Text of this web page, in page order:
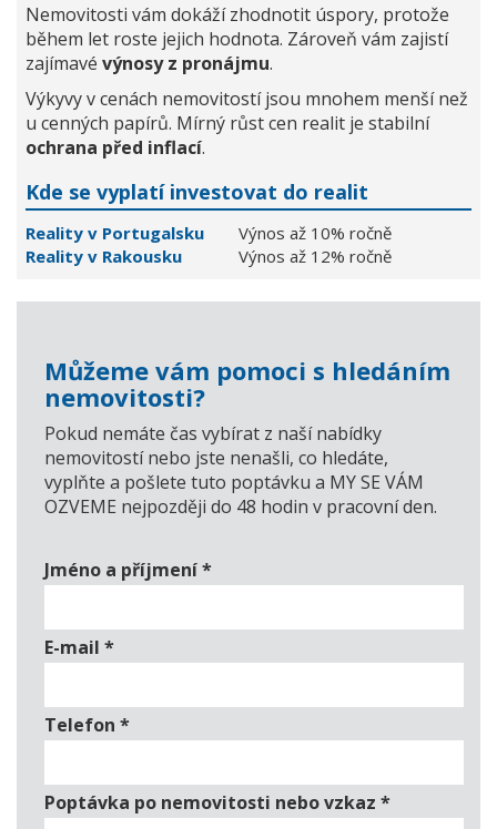
Nemovitosti vám dokáží zhodnotit úspory, protože
během let roste jejich hodnota. Zároveň vám zajistí
zajímavé výnosy z pronájmu.
Výkyvy v cenách nemovitostí jsou mnohem menší než
u cenných papírů. Mírný růst cen realit je stabilní
ochrana před inflací.
Kde se vyplatí investovat do realit
Reality v Portugalsku
Výnos až 10% ročně
Reality v Rakousku
Výnos až 12% ročně
Můžeme vám pomoci s hledáním
nemovitosti?
Pokud nemáte čas vybírat z naší nabídky
nemovitostí nebo jste nenašli, co hledáte,
vyplňte a pošlete tuto poptávku a MY SE VÁM
OZVEME nejpozději do 48 hodin v pracovní den.
Jméno a příjmení*
E-mail *
Telefon *
Poptávka po nemovitosti nebo vzkaz *